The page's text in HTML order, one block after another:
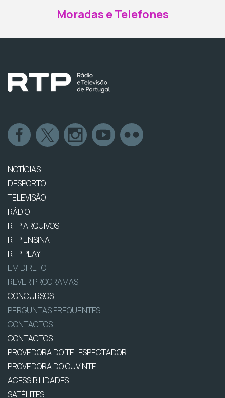
Moradas e Telefones
NOTÍCIAS
DESPORTO
TELEVISÃO
RÁDIO
RTP ARQUIVOS
RTP ENSINA
RTP PLAY
EM DIRETO
REVER PROGRAMAS
CONCURSOS
PERGUNTAS FREQUENTES
CONTACTOS
CONTACTOS
PROVEDORA DO TELESPECTADOR
PROVEDORA DO OUVINTE
ACESSIBILIDADES
SATÉLITES